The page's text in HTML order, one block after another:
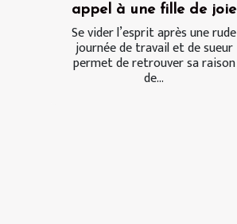
appel à une fille de joie
Se vider l’esprit après une rude
journée de travail et de sueur
permet de retrouver sa raison
de...